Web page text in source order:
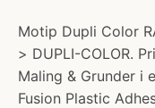
Motip Dupli Color
> DUPLI-COLOR.
Maling & Grunder i
Fusion Plastic